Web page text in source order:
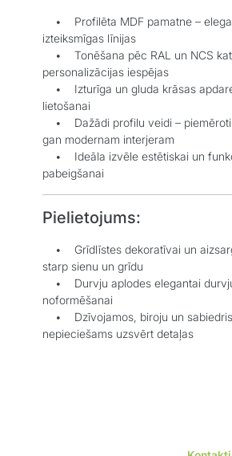
• Profilēta MDF pamatne –
izteiksmīgas līnijas
• Tonēšana pēc RAL un NCS
personalizācijas iespējas
• Izturīga un gluda krāsas
lietošanai
• Dažādi profilu veidi – piemēroti
gan modernam interjeram
• Ideāla izvēle estētiskai un
pabeigšanai
Pielietojums:
• Grīdlīstes dekoratīvai un
starp sienu un grīdu
• Durvju aplodes elegantai
noformēšanai
• Dzīvojamos, biroju un
nepieciešams uzsvērt detaļas